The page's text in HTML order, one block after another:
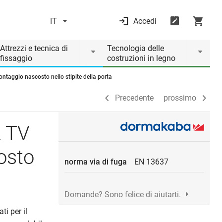
IT Accedi
Attrezzi e tecnica di
fissaggio
Tecnologia delle
costruzioni in legno
nascosto nello stipite della porta
Precedente prossimo
Precedente prossimo
TV
per il
norma via di fuga EN 13637
Domande? Sono felice di aiutarti.